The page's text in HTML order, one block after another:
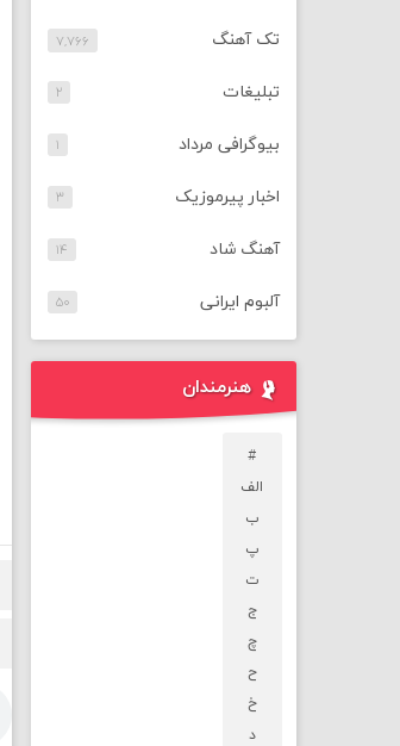
تک آهنگ ۷,۷۶۶
تبلیغات ۲
بیوگرافی مرداد ۱
اخبار پیرموزیک ۳
آهنگ شاد ۱۴
آلبوم ایرانی ۵۰
هنرمندان
#
الف
ب
پ
ت
ج
چ
ح
خ
د